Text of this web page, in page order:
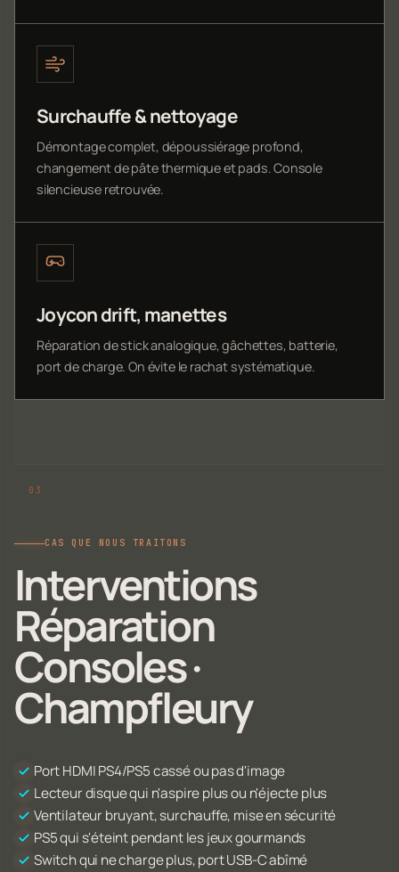
Surchauffe & nettoyage
Démontage complet, dépoussiérage profond,
changement de pâte thermique et pads. Console
silencieuse retrouvée.
Joycon drift, manettes
Réparation de stick analogique, gâchettes, batterie,
port de charge. On évite le rachat systématique.
CAS QUE NOUS TRAITONS
Interventions
Réparation
Consoles ·
Champfleury
Port HDMI PS4/PS5 cassé ou pas d'image
Lecteur disque qui n'aspire plus ou n'éjecte plus
Ventilateur bruyant, surchauffe, mise en sécurité
PS5 qui s'éteint pendant les jeux gourmands
Switch qui ne charge plus, port USB-C abîmé